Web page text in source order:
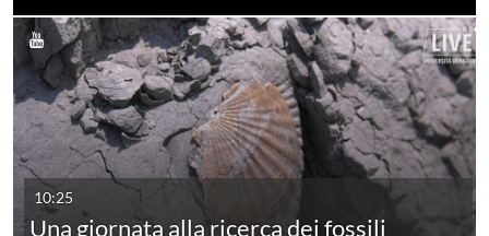
10:25
Una giornata alla ricerca dei fossili